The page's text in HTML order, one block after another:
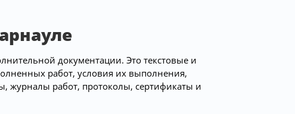
документации. Это текстовые и
работ, условия их выполнения,
журналы работ, протоколы, сертификаты и